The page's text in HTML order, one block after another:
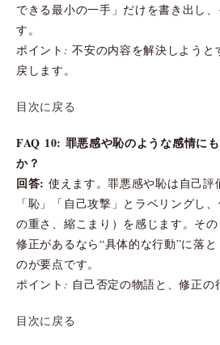
できる最小の一手」だけを書き出し
す。
ポイント: 不安の内容を解決しようと
戻します。
目次に戻る
FAQ 10: 罪悪感や恥のような感情に
か？
回答: 使えます。罪悪感や恥は自己評
「恥」「自己攻撃」とラベリングし
の重さ、縮こまり）を感じます。そ
修正があるなら“具体的な行動”に落
のが要点です。
ポイント: 自己否定の物語と、修正の
目次に戻る